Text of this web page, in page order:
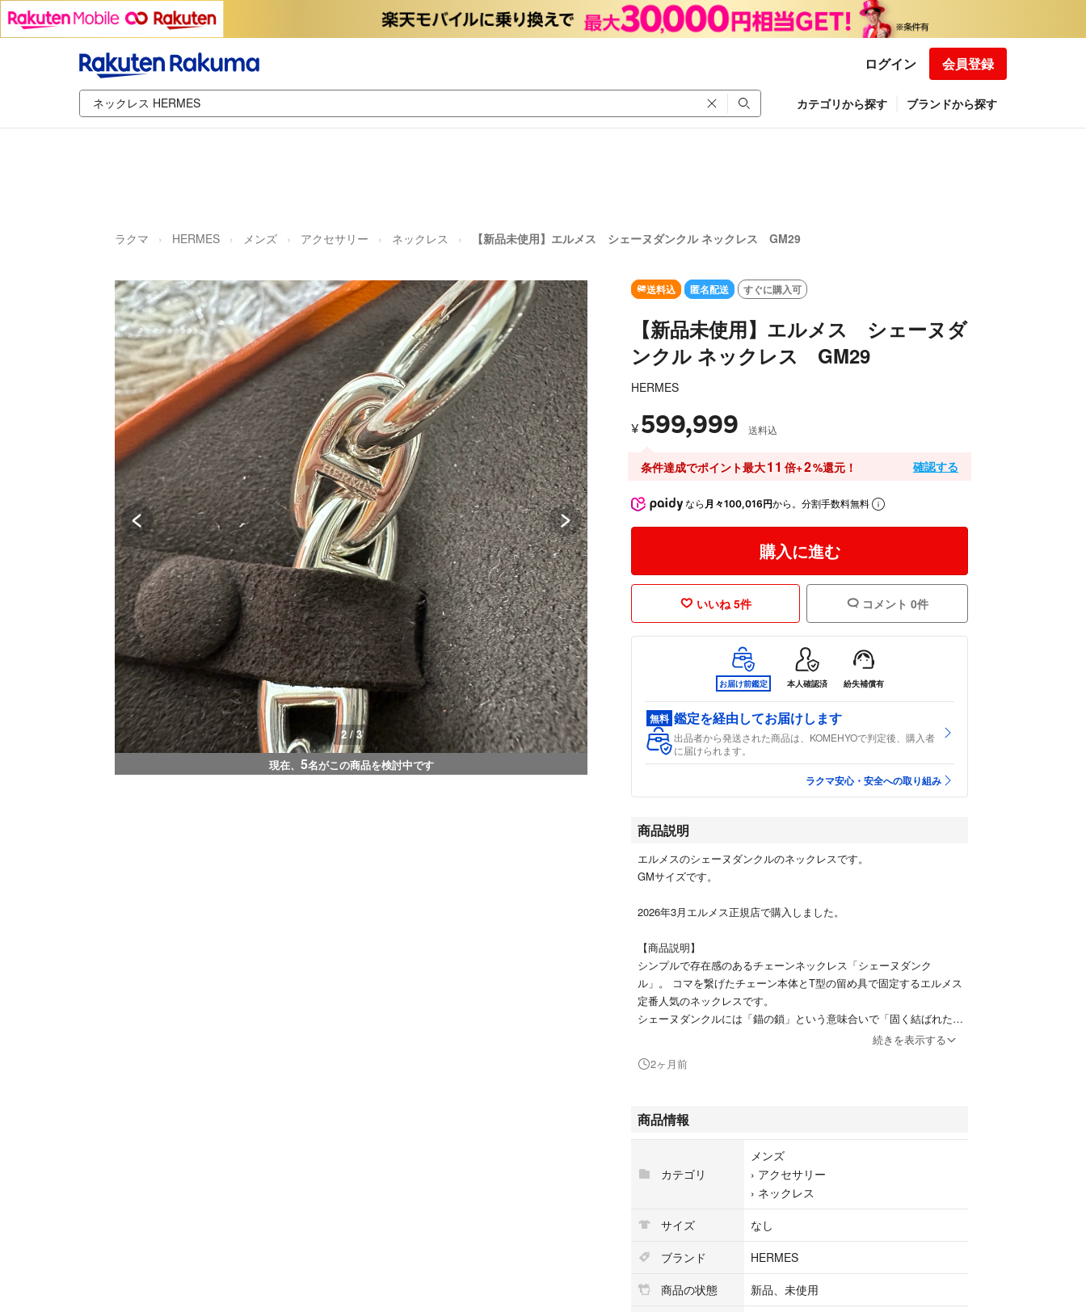
ログイン 会員登録
カテゴリから探す ブランドから探す
ラクマ HERMES メンズ アクセサリー ネックレス 【新品未使用】エルメス シェーヌダンクル ネックレス GM29
2 / 3
現在、 5名がこの商品を検討中です
送料込 匿名配送 すぐに購入可
【新品未使用】エルメス シェーヌダ
ンクル ネックレス GM29
HERMES
¥ 599,999 送料込
条件達成でポイント最大11 倍+2%還元！ 確認する
なら 月々100,016円から。分割手数料無料
購入に進む
いいね 5件 コメント 0件
お届け前鑑定 本人確認済 紛失補償有
無料 鑑定を経由してお届けします
出品者から発送された商品は、KOMEHYOで判定後、購入者
に届けられます。
ラクマ安心・安全への取り組み
商品説明
エルメスのシェーヌダンクルのネックレスです。
GMサイズです。
2026年3月エルメス正規店で購入しました。
【商品説明】
シンプルで存在感のあるチェーンネックレス「シェーヌダンク
ル」。 コマを繋げたチェーン本体とT型の留め具で固定するエルメス
定番人気のネックレスです。
シェーヌダンクルには「錨の鎖」という意味合いで「固く結ばれた
絆」を象徴しており、高級感と力強い存在感が高く評価されておりま
GMサイズは人気が高く、入荷してもすぐに売り切れてしまうアイテ
ムです。
【商品状態】
シリアルナンバー入りのギャランティーも残っております。個人情報
や購入店舗を消してお渡します。
【商品詳細】
ブランド エルメス（HERMES）
商品名 シェーヌダンクル ネックレス GM
続きを表示する
2ヶ月前
商品情報
カテゴリ
メンズ
› アクセサリー
› ネックレス
サイズ
なし
ブランド
HERMES
商品の状態
新品、未使用